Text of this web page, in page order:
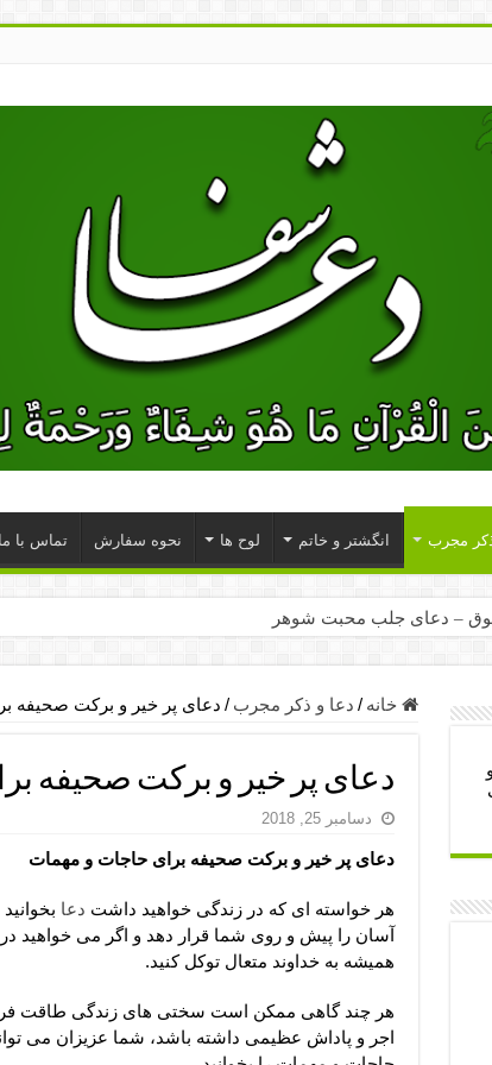
مجرب انگشتر و خاتم لوح ها نحوه سفارش تماس با ما
– دعای جلب محبت شوهر
– دعای یا من اظهر الجمیل برای حاجت
آن ها – ذکر مخصوص مستجاب الدعوه شدن
– دعای ترس و بی خوابی کودکان
دعای رفع مشکلات و طلب حاجت
– آیه‌ جلب ثروت و برکت مال
چشم زخم – دعای چشم زخم ماشاالله
برای آرامش قلب و رفع اضطراب
خانه / دعا و ذکر مجرب / دعای پر خیر و برکت صحیفه
دعای پر خیر و برکت صحیفه
دسامبر 25, 2018
دعای پر خیر و برکت صحیفه برای حاجات و مهمات
هر خواسته ای که در زندگی خواهید داشت دعا
آسان را پیش و روی شما قرار دهد و اگر می خواهید
همیشه به خداوند متعال توکل کنید.
هر چند گاهی ممکن است سختی های زندگی طاقت
اجر و پاداش عظیمی داشته باشد، شما عزیزان می